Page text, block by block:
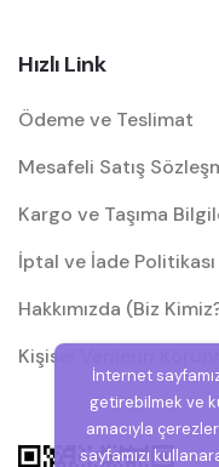
Hızlı Link
Ödeme ve Teslimat
Mesafeli Satış
Kargo ve Taşıma
İptal ve İade Politikası
Hakkımızda (Biz
Kişisel Verilerin
İnternet
getirebilmek ve
amacıyla
sayfamızı